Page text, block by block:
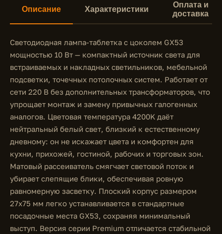
Описание Характеристики
Оплата и
доставка
Светодиодная лампа-таблетка с цоколем GX53
мощностью 10 Вт — компактный источник света для
встраиваемых и накладных светильников, мебельной
подсветки, точечных потолочных систем. Работает от
сети 220 В без дополнительных трансформаторов, что
упрощает монтаж и замену привычных галогенных
аналогов. Цветовая температура 4200K даёт
нейтральный белый свет, близкий к естественному
дневному: он не искажает цвета и комфортен для
кухни, прихожей, гостиной, рабочих и торговых зон.
Матовый рассеиватель смягчает световой поток и
убирает слепящие блики, обеспечивая ровную
равномерную засветку. Плоский корпус размером
27x75 мм легко устанавливается в стандартные
посадочные места GX53, сохраняя минимальный
выступ. Версия серии Premium отличается стабильной